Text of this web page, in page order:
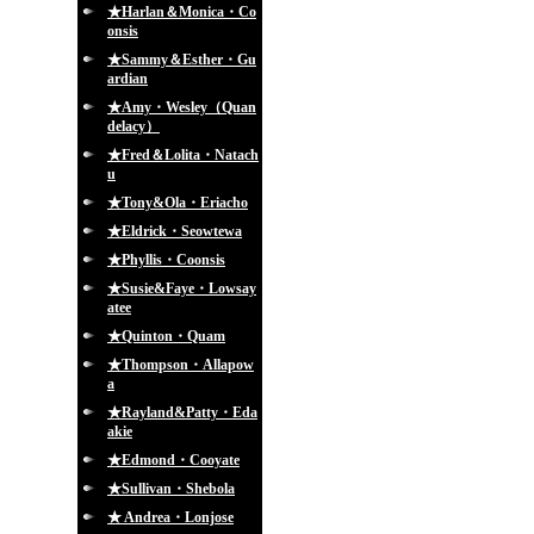
★Harlan＆Monica・Co
onsis
★Sammy＆Esther・Gu
ardian
★Amy・Wesley（Quan
delacy）
★Fred＆Lolita・Natach
u
★Tony&Ola・Eriacho
★Eldrick・Seowtewa
★Phyllis・Coonsis
★Susie&Faye・Lowsay
atee
★Quinton・Quam
★Thompson・Allapow
a
★Rayland&Patty・Eda
akie
★Edmond・Cooyate
★Sullivan・Shebola
★ Andrea・Lonjose